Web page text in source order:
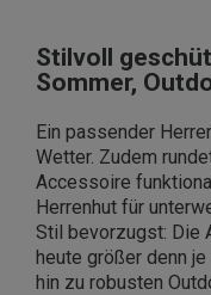
Stilvoll
Sommer,
Ein passender
Wetter. Zudem
Accessoire
Herrenhut für
Stil bevorzugst: Die
heute größer denn
hin zu robusten